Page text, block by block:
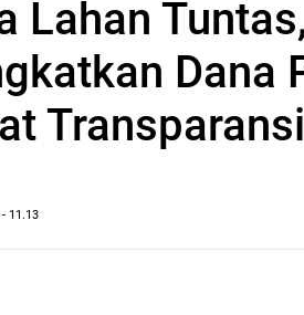
Lahan
Dana
Transparansi
11.13